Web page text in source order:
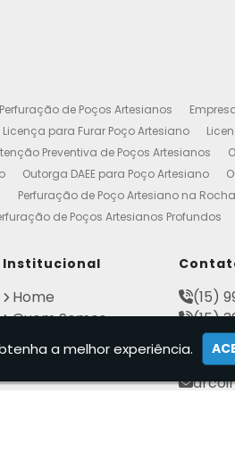
Perfuração de Poços Artesianos
Licença para Furar Poço Artesiano
Preventiva de Poços Artesianos
Outorga DAEE para Poço Artesiano
Perfuração de Poço Artesiano na Rocha
de Poços Artesianos Profundos
Manutenção Projeto de Perfuração
Artesiano Licença de Poço
de Manutenção de Poço Artesiano
Conserto de Bombas de
Institucional
Home
Quem Somos
Contato
(15)
(15)
(15)
(15)
a melhor experiência.